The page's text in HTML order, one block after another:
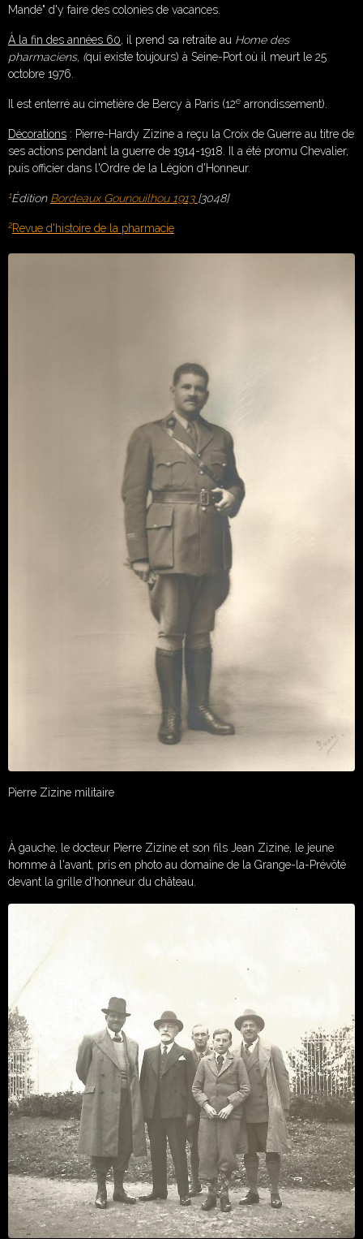
Mandé" d'y faire des colonies de vacances.
À la fin des années 60, il prend sa retraite au Home des
pharmaciens, (qui existe toujours) à Seine-Port où il meurt le 25
octobre 1976.
Il est enterré au cimetière de Bercy à Paris (12e arrondissement).
Décorations : Pierre-Hardy Zizine a reçu la Croix de Guerre au titre de
ses actions pendant la guerre de 1914-1918. Il a été promu Chevalier,
puis officier dans l'Ordre de la Légion d'Honneur.
1Édition Bordeaux Gounouilhou 1913 [3048]
2Revue d'histoire de la pharmacie
Pierre Zizine militaire
À gauche, le docteur Pierre Zizine et son fils Jean Zizine, le jeune
homme à l'avant, pris en photo au domaine de la Grange-la-Prévôté
devant la grille d'honneur du château.